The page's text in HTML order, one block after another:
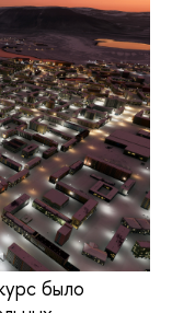
было